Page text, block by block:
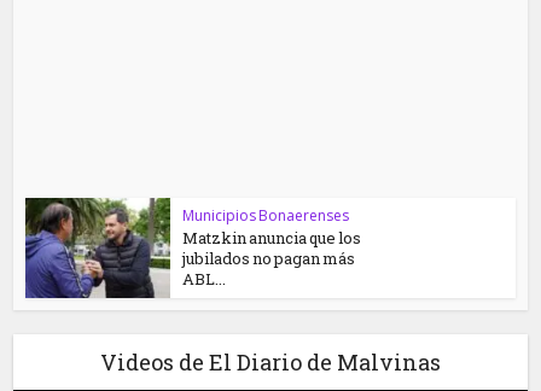
Municipios Bonaerenses
Matzkin anuncia que los
jubilados no pagan más
ABL...
Videos de El Diario de Malvinas